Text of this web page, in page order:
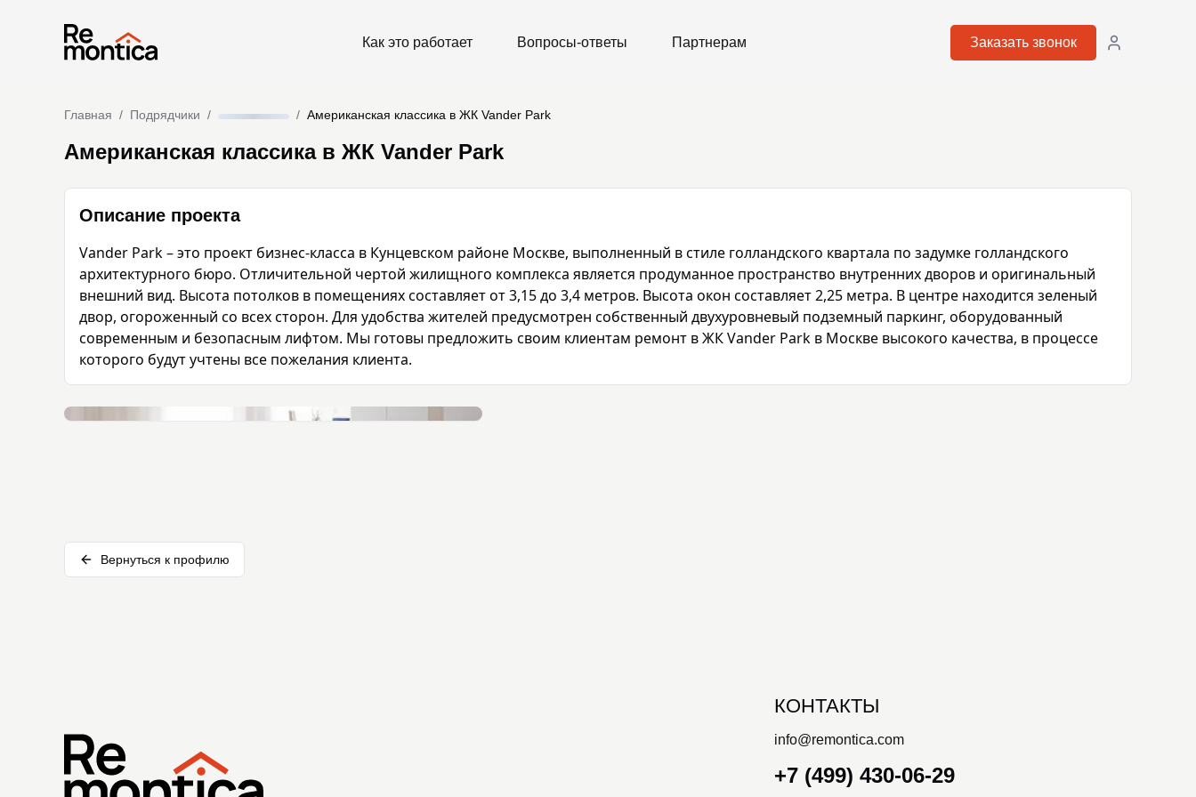
Как это работает Вопросы-ответы Партнерам Заказать звонок
Главная / Подрядчики / / Американская классика в ЖК Vander Park
Американская классика в ЖК Vander Park
Описание проекта
Vander Park – это проект бизнес-класса в Кунцевском районе Москве, выполненный в стиле голландского квартала по задумке голландского
архитектурного бюро. Отличительной чертой жилищного комплекса является продуманное пространство внутренних дворов и оригинальный
внешний вид. Высота потолков в помещениях составляет от 3,15 до 3,4 метров. Высота окон составляет 2,25 метра. В центре находится зеленый
двор, огороженный со всех сторон. Для удобства жителей предусмотрен собственный двухуровневый подземный паркинг, оборудованный
современным и безопасным лифтом. Мы готовы предложить своим клиентам ремонт в ЖК Vander Park в Москве высокого качества, в процессе
которого будут учтены все пожелания клиента.
Вернуться к профилю
КОНТАКТЫ
info@remontica.com
+7 (499) 430-06-29